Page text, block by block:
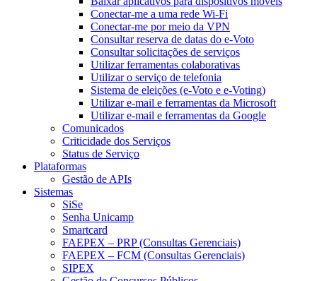
Conectar-me a uma rede Wi-Fi
Conectar-me por meio da VPN
Consultar reserva de datas do e-Voto
Consultar solicitações de serviços
Utilizar ferramentas colaborativas
Utilizar o serviço de telefonia
Sistema de eleições (e-Voto e e-Voting)
Utilizar e-mail e ferramentas da Microsoft
Utilizar e-mail e ferramentas da Google
Comunicados
Criticidade dos Serviços
Status de Serviço
Plataformas
Gestão de APIs
Sistemas
SiSe
Senha Unicamp
Smartcard
FAEPEX – PRP (Consultas Gerenciais)
FAEPEX – FCM (Consultas Gerenciais)
SIPEX